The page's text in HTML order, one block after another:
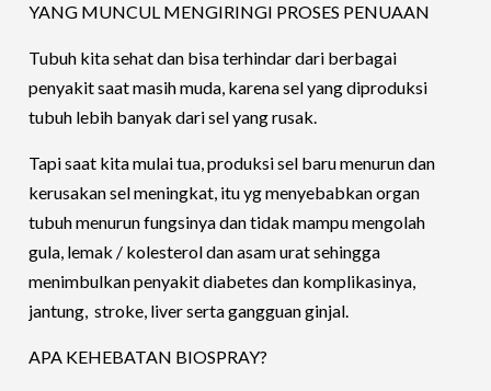
YANG MUNCUL MENGIRINGI PROSES PENUAAN
Tubuh kita sehat dan bisa terhindar dari berbagai
penyakit saat masih muda, karena sel yang diproduksi
tubuh lebih banyak dari sel yang rusak.
Tapi saat kita mulai tua, produksi sel baru menurun dan
kerusakan sel meningkat, itu yg menyebabkan organ
tubuh menurun fungsinya dan tidak mampu mengolah
gula, lemak / kolesterol dan asam urat sehingga
menimbulkan penyakit diabetes dan komplikasinya,
jantung, stroke, liver serta gangguan ginjal.
APA KEHEBATAN BIOSPRAY?